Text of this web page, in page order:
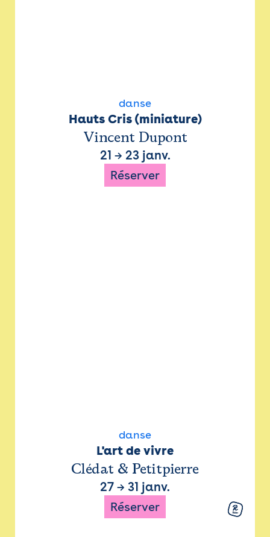
danse
Hauts Cris (miniature)
Vincent Dupont
21 → 23 janv.
Réserver
danse
L'art de vivre
Clédat & Petitpierre
27 → 31 janv.
Réserver